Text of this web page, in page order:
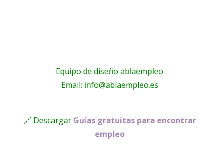
Equipo de diseño ablaempleo
Email: info@ablaempleo.es
🔗 Descargar Guías gratuitas para encontrar
empleo